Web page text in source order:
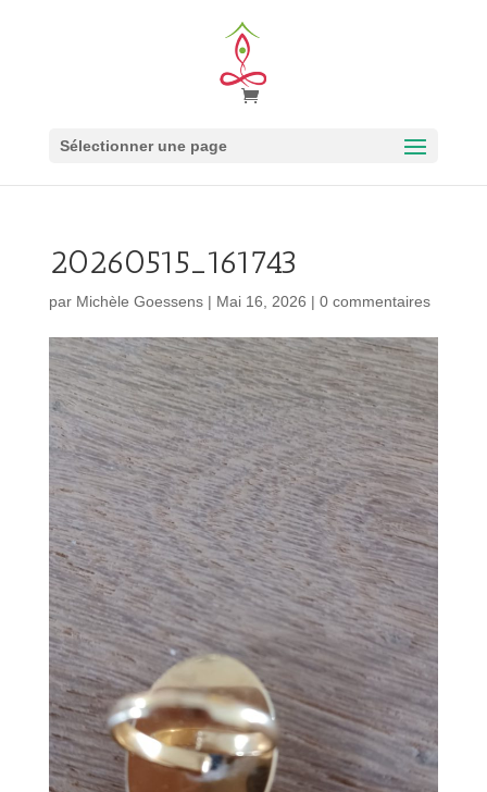
Sélectionner une page
20260515_161743
par Michèle Goessens| Mai 16, 2026 | 0 commentaires